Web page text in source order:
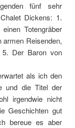
fünf sehr
Dickens: 1.
Totengräber
armen Reisenden,
Der Baron von
als ich den
und die Titel der
irgendwie nicht
Geschichten gut
bereue es aber